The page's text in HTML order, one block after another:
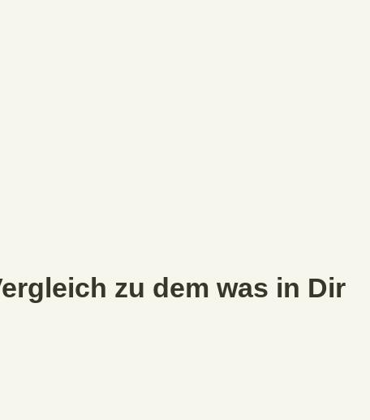
zu dem was in Dir